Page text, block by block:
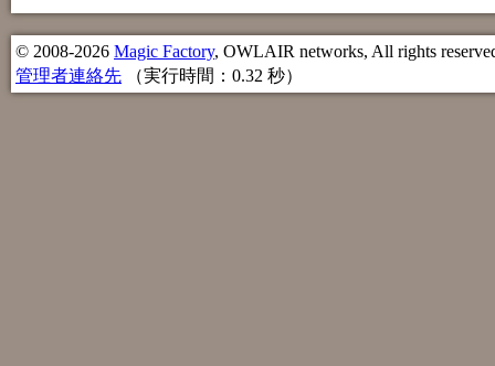
© 2008-2026 Magic Factory, OWLAIR networks, All rights
管理者連絡先 （実行時間：0.32 秒）